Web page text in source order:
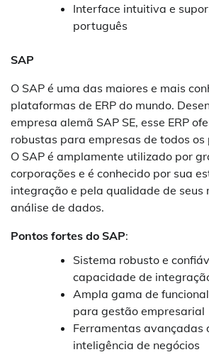
Interface intuitiva e
português
SAP
O SAP é uma das maiores e mais
plataformas de ERP do mundo.
empresa alemã SAP SE, esse ERP
robustas para empresas de todos os
O SAP é amplamente utilizado por
corporações e é conhecido por sua
integração e pela qualidade de seus
análise de dados.
Pontos fortes do SAP:
Sistema robusto e
capacidade de
Ampla gama de
para gestão empresarial
Ferramentas avançadas
inteligência de negócios